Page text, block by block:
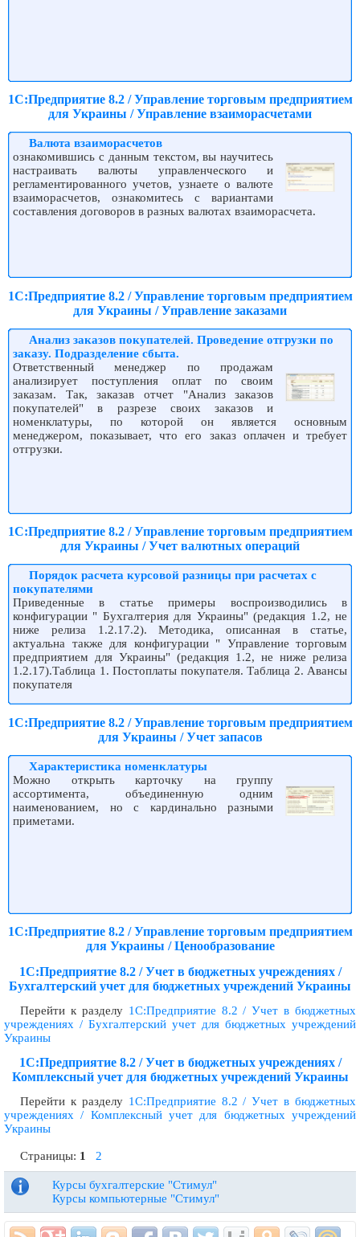
1С:Предприятие 8.2 / Управление торговым предприятием
для Украины / Управление взаиморасчетами
Валюта взаиморасчетов
ознакомившись с данным текстом, вы научитесь
настраивать валюты управленческого и
регламентированного учетов, узнаете о валюте
взаиморасчетов, ознакомитесь с вариантами
составления договоров в разных валютах взаиморасчета.
1С:Предприятие 8.2 / Управление торговым предприятием
для Украины / Управление заказами
Анализ заказов покупателей. Проведение отгрузки по
заказу. Подразделение сбыта.
Ответственный менеджер по продажам
анализирует поступления оплат по своим
заказам. Так, заказав отчет "Анализ заказов
покупателей" в разрезе своих заказов и
номенклатуры, по которой он является основным
менеджером, показывает, что его заказ оплачен и требует
отгрузки.
1С:Предприятие 8.2 / Управление торговым предприятием
для Украины / Учет валютных операций
Порядок расчета курсовой разницы при расчетах с
покупателями
Приведенные в статье примеры воспроизводились в
конфигурации " Бухгалтерия для Украины" (редакция 1.2, не
ниже релиза 1.2.17.2). Методика, описанная в статье,
актуальна также для конфигурации " Управление торговым
предприятием для Украины" (редакция 1.2, не ниже релиза
1.2.17).Таблица 1. Постоплаты покупателя. Таблица 2. Авансы
покупателя
1С:Предприятие 8.2 / Управление торговым предприятием
для Украины / Учет запасов
Характеристика номенклатуры
Можно открыть карточку на группу
ассортимента, объединенную одним
наименованием, но с кардинально разными
приметами.
1С:Предприятие 8.2 / Управление торговым предприятием
для Украины / Ценообразование
1С:Предприятие 8.2 / Учет в бюджетных учреждениях /
Бухгалтерский учет для бюджетных учреждений Украины
Перейти к разделу 1С:Предприятие 8.2 / Учет в бюджетных
учреждениях / Бухгалтерский учет для бюджетных учреждений
Украины
1С:Предприятие 8.2 / Учет в бюджетных учреждениях /
Комплексный учет для бюджетных учреждений Украины
Перейти к разделу 1С:Предприятие 8.2 / Учет в бюджетных
учреждениях / Комплексный учет для бюджетных учреждений
Украины
Страницы: 1 2
Курсы бухгалтерские "Стимул"
Курсы компьютерные "Стимул"